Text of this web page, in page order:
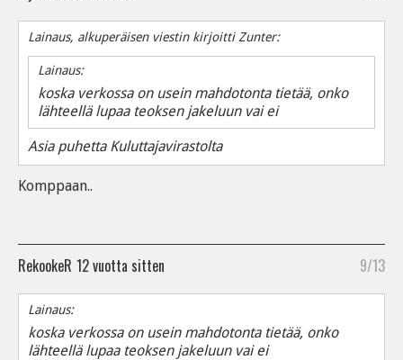
Lainaus, alkuperäisen viestin kirjoitti Zunter:
Lainaus:
koska verkossa on usein mahdotonta tietää, onko
lähteellä lupaa teoksen jakeluun vai ei
Asia puhetta Kuluttajavirastolta
Komppaan..
RekookeR 12 vuotta sitten 9/13
Lainaus:
koska verkossa on usein mahdotonta tietää, onko
lähteellä lupaa teoksen jakeluun vai ei